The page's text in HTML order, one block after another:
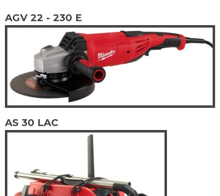
AGV 22 - 230 E
AS 30 LAC